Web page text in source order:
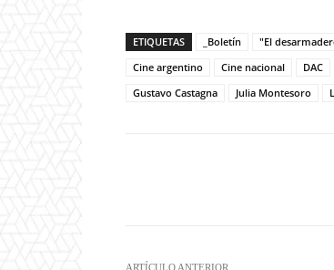
ETIQUETAS _Boletín "El
Cine argentino
Cine nacional DAC
Gustavo Castagna
Julia Montesoro
ARTÍCULO ANTERIOR